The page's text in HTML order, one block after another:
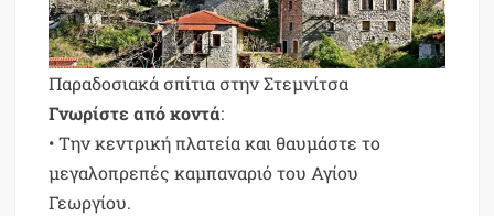
Παραδοσιακά σπίτια στην Στεμνίτσα
Γνωρίστε από κοντά:
• Την κεντρική πλατεία και θαυμάστε το
μεγαλοπρεπές καμπαναριό του Αγίου
Γεωργίου.